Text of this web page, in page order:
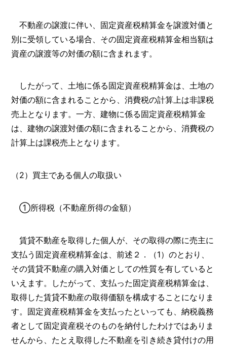
不動産の譲渡に伴い、固定資産税精算金を譲渡対価と
別に受領している場合、その固定資産税精算金相当額は
資産の譲渡等の対価の額に含まれます。
したがって、土地に係る固定資産税精算金は、土地の
対価の額に含まれることから、消費税の計算上は非課税
売上となります。一方、建物に係る固定資産税精算金
は、建物の譲渡対価の額に含まれることから、消費税の
計算上は課税売上となります。
（2）買主である個人の取扱い
①所得税（不動産所得の金額）
賃貸不動産を取得した個人が、その取得の際に売主に
支払う固定資産税精算金は、前述２．（1）のとおり、
その賃貸不動産の購入対価としての性質を有していると
いえます。したがって、支払った固定資産税精算金は、
取得した賃貸不動産の取得価額を構成することになりま
す。固定資産税精算金を支払ったといっても、納税義務
者として固定資産税そのものを納付したわけではありま
せんから、たとえ取得した不動産を引き続き貸付けの用